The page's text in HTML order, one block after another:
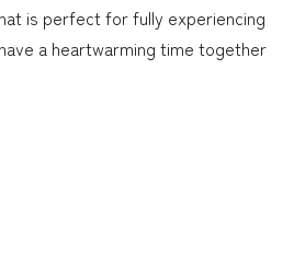
is perfect for fully experiencing
a heartwarming time together